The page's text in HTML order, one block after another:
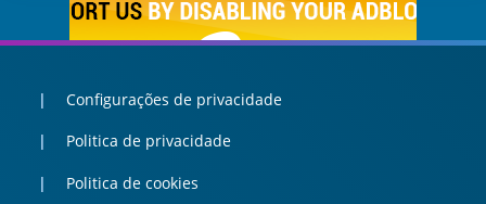
Configurações de privacidade
Politica de privacidade
Politica de cookies